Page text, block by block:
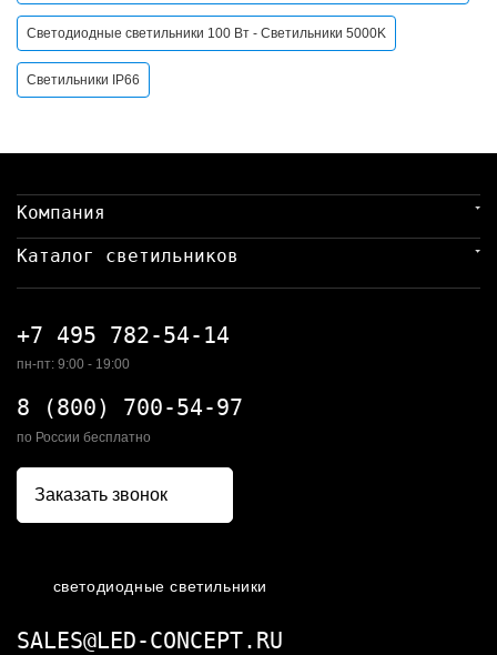
Светодиодные светильники 100 Вт - Светильники 5000K
Светильники IP66
Компания
Каталог светильников
+7 495 782-54-14
пн-пт: 9:00 - 19:00
8 (800) 700-54-97
по России бесплатно
Заказать звонок
светодиодные светильники
SALES@LED-CONCEPT.RU